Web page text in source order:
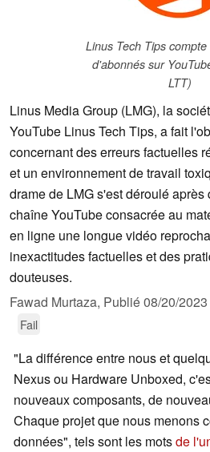
Linus Tech Tips
d'abonnés sur
LTT)
Linus Media Group (LMG), la
YouTube Linus Tech Tips, a fait
concernant des erreurs factuelles
et un environnement de travail
drame de LMG s'est déroulé
chaîne YouTube consacrée au
en ligne une longue vidéo
inexactitudes factuelles et des
douteuses.
Fawad Murtaza, Publié08/20/2023
Fail
"La différence entre nous et
Nexus ou Hardware Unboxed,
nouveaux composants, de
Chaque projet que nous menons
données", tels sont les motsde